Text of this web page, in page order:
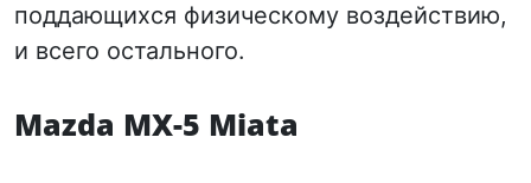
поддающихся физическому воздействию,
и всего остального.
Mazda MX-5 Miata